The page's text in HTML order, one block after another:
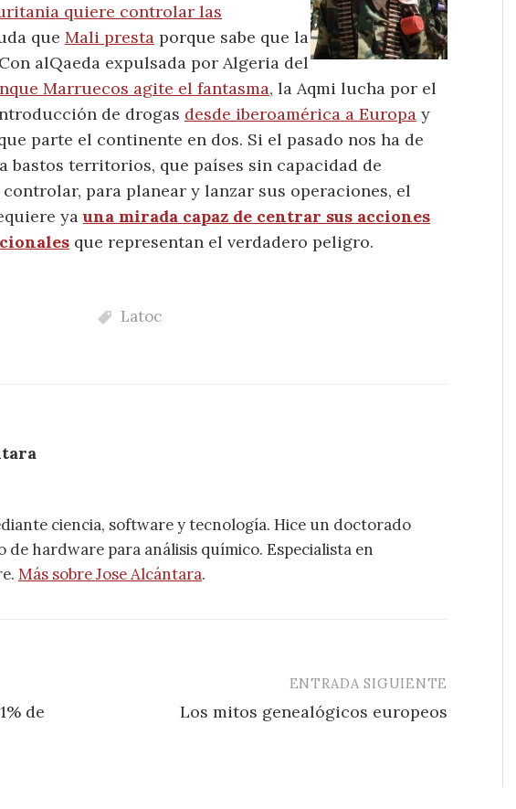
quiere controlar las
que Mali presta porque sabe que la
alQaeda expulsada por Algeria del
Marruecos agite el fantasma, la Aqmi lucha por el
de drogas desde iberoamérica a Europa y
parte el continente en dos. Si el pasado nos ha de
bastos territorios, que países sin capacidad de
para planear y lanzar sus operaciones, el
yauna mirada capaz de centrar sus acciones
que representan el verdadero peligro.
Latoc
ciencia, software y tecnología. Hice un doctorado
de hardware para análisis químico. Especialista en
Más sobre Jose Alcántara.
de
ENTRADA SIGUIENTE
Los mitos genealógicos europeos